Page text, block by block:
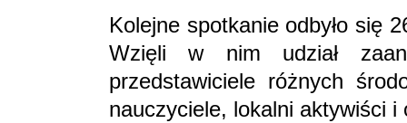
Kolejne spotkanie odbyło się
Wzięli w nim udział
przedstawiciele różnych
nauczyciele, lokalni aktywiści